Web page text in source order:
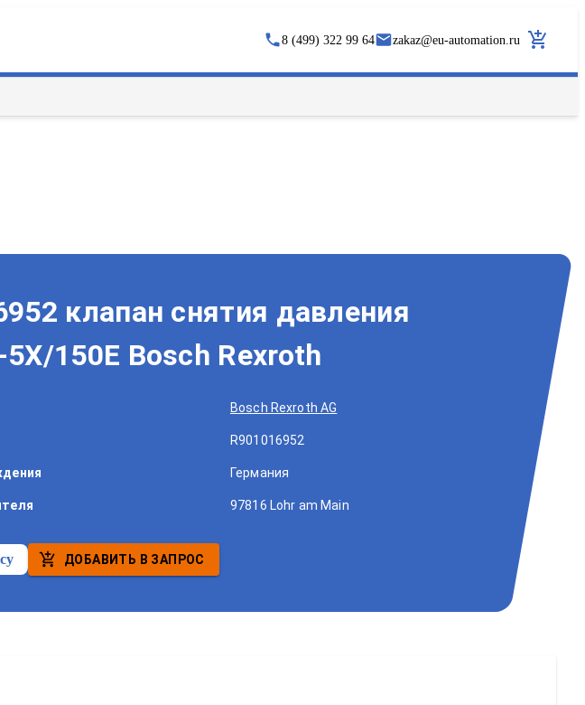
8 (499) 322 99 64 zakaz@eu-automation.ru
клапан снятия давления
5X/150E Bosch Rexroth
Bosch Rexroth AG
R901016952
Германия
97816 Lohr am Main
ДОБАВИТЬ В ЗАПРОС